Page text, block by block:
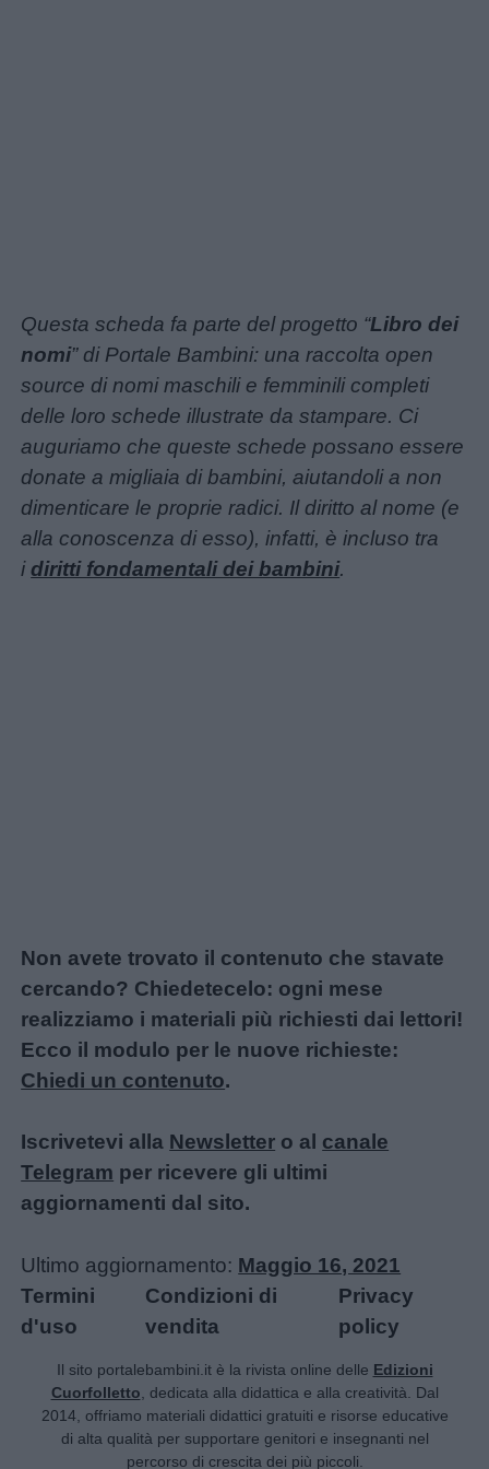
Questa scheda fa parte del progetto “Libro dei
nomi” di Portale Bambini: una raccolta open
source di nomi maschili e femminili completi
delle loro schede illustrate da stampare. Ci
auguriamo che queste schede possano essere
donate a migliaia di bambini, aiutandoli a non
dimenticare le proprie radici. Il diritto al nome (e
alla conoscenza di esso), infatti, è incluso tra
idiritti fondamentali dei bambini.
Non avete trovato il contenuto che stavate
cercando? Chiedetecelo: ogni mese
realizziamo i materiali più richiesti dai lettori!
Ecco il modulo per le nuove richieste:
Chiedi un contenuto.
Iscrivetevi alla Newsletter o al canale
Telegram per ricevere gli ultimi
aggiornamenti dal sito.
Ultimo aggiornamento: Maggio 16, 2021
Termini
d'uso
Condizioni di
vendita
Privacy
policy
Il sito portalebambini.it è la rivista online delle Edizioni
Cuorfolletto , dedicata alla didattica e alla creatività. Dal
2014, offriamo materiali didattici gratuiti e risorse educative
di alta qualità per supportare genitori e insegnanti nel
percorso di crescita dei più piccoli.